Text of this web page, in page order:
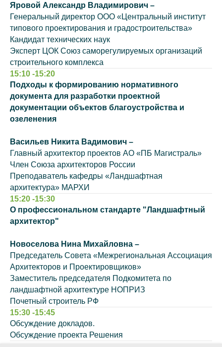
Яровой Александр Владимирович –
Генеральный директор ООО «Центральный институт
типового проектирования и градостроительства»
Кандидат технических наук
Эксперт ЦОК Союз саморегулируемых организаций
строительного комплекса
15:10 -15:20
Подходы к формированию нормативного
документа для разработки проектной
документации объектов благоустройства и
озеленения
Васильев Никита Вадимович –
Главный архитектор проектов АО «ПБ Магистраль»
Член Союза архитекторов России
Преподаватель кафедры «Ландшафтная
архитектура» МАРХИ
15:20 -15:30
О профессиональном стандарте "Ландшафтный
архитектор"
Новоселова Нина Михайловна –
Председатель Совета «Межрегиональная Ассоциация
Архитекторов и Проектировщиков»
Заместитель председателя Подкомитета по
ландшафтной архитектуре НОПРИЗ
Почетный строитель РФ
15:30 -15:45
Обсуждение докладов.
Обсуждение проекта Решения